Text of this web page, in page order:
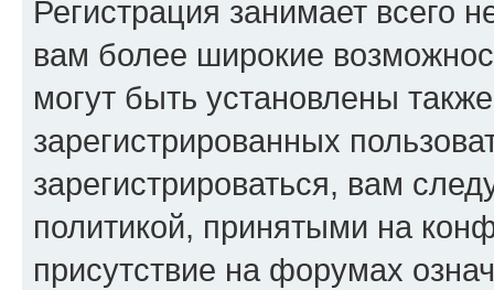
Регистрация занимает всего
вам более широкие
могут быть установлены
зарегистрированных
зарегистрироваться, вам
политикой, принятыми на
присутствие на форумах